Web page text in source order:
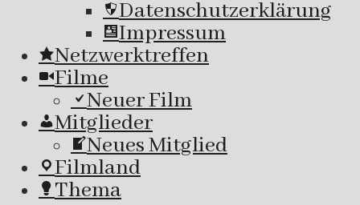
Datenschutzerklärung
Impressum
Netzwerktreffen
Filme
Neuer Film
Mitglieder
Neues Mitglied
Filmland
Thema